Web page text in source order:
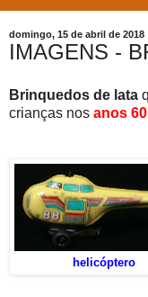
domingo, 15 de abril de 2018
IMAGENS -
Brinquedos de lata
crianças nos anos 60
helicóptero